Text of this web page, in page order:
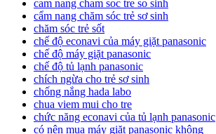
cam nang cham soc tre so sinh
cẩm nang chăm sóc trẻ sơ sinh
chăm sóc trẻ sốt
chế độ econavi của máy giặt panasonic
chế độ máy giặt panasonic
chế độ tủ lạnh panasonic
chích ngừa cho trẻ sơ sinh
chống nắng hada labo
chua viem mui cho tre
chức năng econavi của tủ lạnh panasonic
có nên mua máy giặt panasonic không